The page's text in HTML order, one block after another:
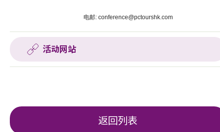
电邮: conference@pctourshk.com
活动网站
返回列表